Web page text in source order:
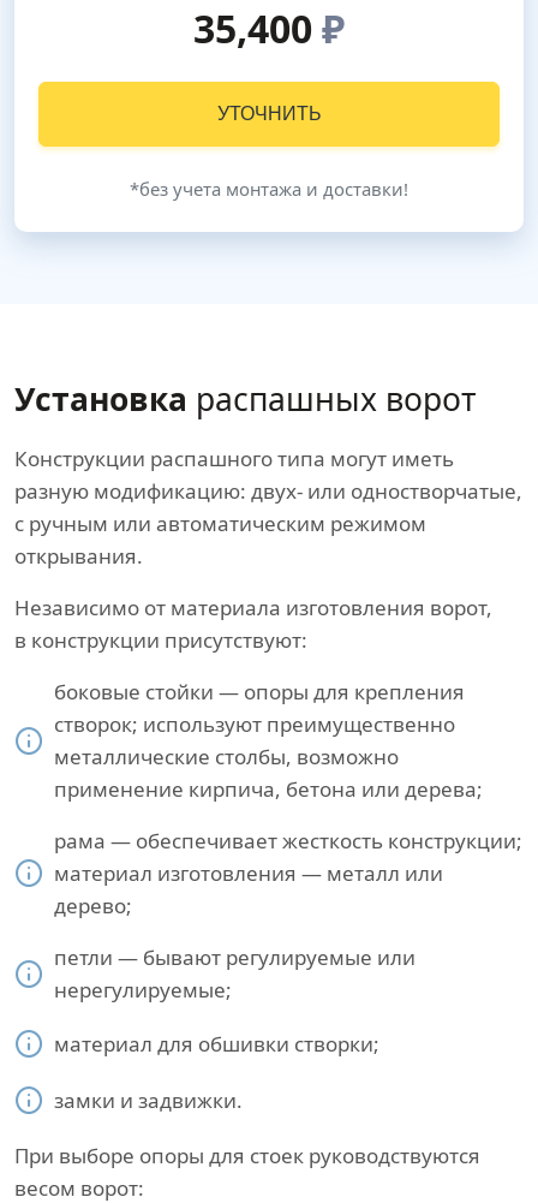
35,400₽
УТОЧНИТЬ
*без учета монтажа и доставки!
Установка распашных ворот
Конструкции распашного типа могут иметь
разную модификацию: двух- или одностворчатые,
с ручным или автоматическим режимом
открывания.
Независимо от материала изготовления ворот,
в конструкции присутствуют:
боковые стойки — опоры для крепления
створок; используют преимущественно
металлические столбы, возможно
применение кирпича, бетона или дерева;
рама — обеспечивает жесткость конструкции;
материал изготовления — металл или
дерево;
петли — бывают регулируемые или
нерегулируемые;
материал для обшивки створки;
замки и задвижки.
При выборе опоры для стоек руководствуются
весом ворот: